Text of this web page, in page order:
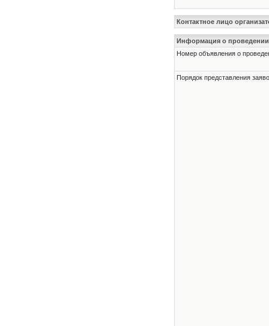
Контактное лицо
Информация о проведении
Номер объявления о
Порядок представления